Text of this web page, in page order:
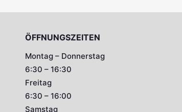
ÖFFNUNGSZEITEN
Montag – Donnerstag
6:30 – 16:30
Freitag
6:30 – 16:00
Samstag